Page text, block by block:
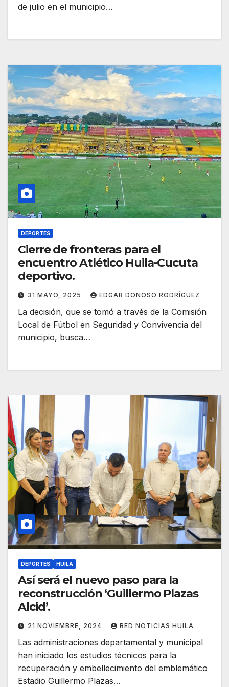
de julio en el municipio…
DEPORTES
Cierre de fronteras para el
encuentro Atlético Huila-Cucuta
deportivo.
31 MAYO, 2025 EDGAR DONOSO RODRÍGUEZ
La decisión, que se tomó a través de la Comisión
Local de Fútbol en Seguridad y Convivencia del
municipio, busca…
DEPORTES HUILA
Así será el nuevo paso para la
reconstrucción ‘Guillermo Plazas
Alcid’.
21 NOVIEMBRE, 2024 RED NOTICIAS HUILA
Las administraciones departamental y municipal
han iniciado los estudios técnicos para la
recuperación y embellecimiento del emblemático
Estadio Guillermo Plazas…